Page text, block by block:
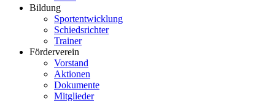
Bildung
Sportentwicklung
Schiedsrichter
Trainer
Förderverein
Vorstand
Aktionen
Dokumente
Mitglieder